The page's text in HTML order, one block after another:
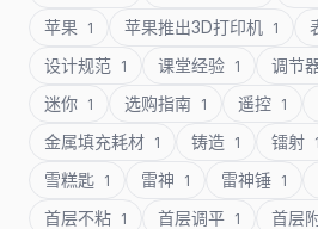
苹果 1 苹果推出3D打印机 1
设计规范 1 课堂经验 1 调节
迷你 1 选购指南 1 遥控 1
金属填充耗材 1 铸造 1 镭射 1
雪糕匙 1 雷神 1 雷神锤 1
首层不粘 1 首层调平 1 首层